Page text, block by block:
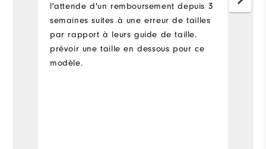
l'attende d'un remboursement depuis 3
semaines suites à une erreur de tailles
par rapport à leurs guide de taille.
prévoir une taille en dessous pour ce
modèle.